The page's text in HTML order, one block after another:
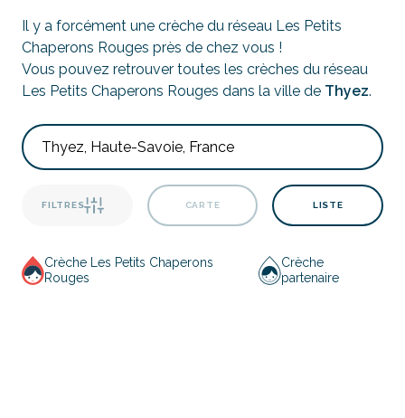
Il y a forcément une crèche du réseau Les Petits
Chaperons Rouges près de chez vous !
Vous pouvez retrouver toutes les crèches du réseau
Les Petits Chaperons Rouges dans la ville de Thyez.
FILTRES CARTE LISTE
Crèche Les Petits Chaperons
Rouges
Crèche
partenaire